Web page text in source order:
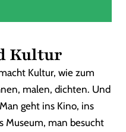
Kultur
Kultur, wie zum
malen, dichten. Und
geht ins Kino, ins
Museum, man besucht